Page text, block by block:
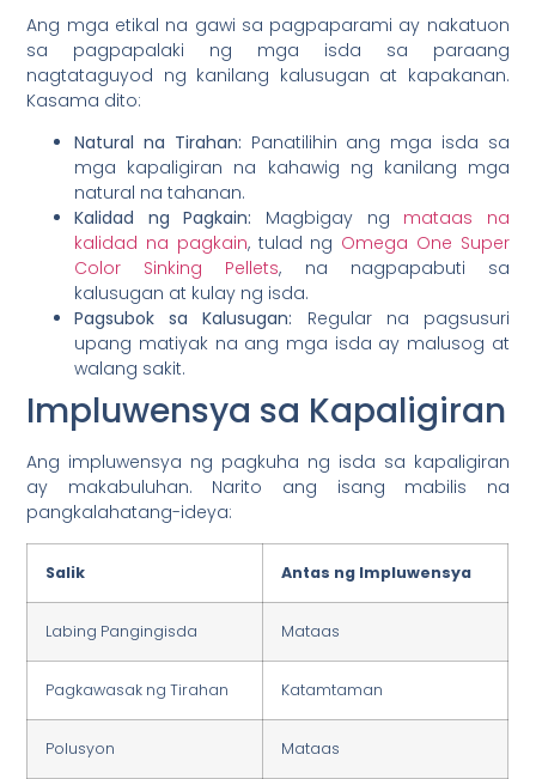
Ang mga etikal na gawi sa pagpaparami ay nakatuon
sa pagpapalaki ng mga isda sa paraang
nagtataguyod ng kanilang kalusugan at kapakanan.
Kasama dito:
Natural na Tirahan: Panatilihin ang mga isda sa
mga kapaligiran na kahawig ng kanilang mga
natural na tahanan.
Kalidad ng Pagkain: Magbigay ng mataas na
kalidad na pagkain, tulad ng Omega One Super
Color Sinking Pellets, na nagpapabuti sa
kalusugan at kulay ng isda.
Pagsubok sa Kalusugan: Regular na pagsusuri
upang matiyak na ang mga isda ay malusog at
walang sakit.
Impluwensya sa Kapaligiran
Ang impluwensya ng pagkuha ng isda sa kapaligiran
ay makabuluhan. Narito ang isang mabilis na
pangkalahatang-ideya:
Salik Antas ng Impluwensya
Labing Pangingisda Mataas
Pagkawasak ng Tirahan Katamtaman
Polusyon Mataas